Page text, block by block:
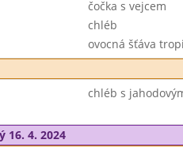
čočka s vejcem
chléb
ovocná šťáva
chléb s
16. 4. 2024